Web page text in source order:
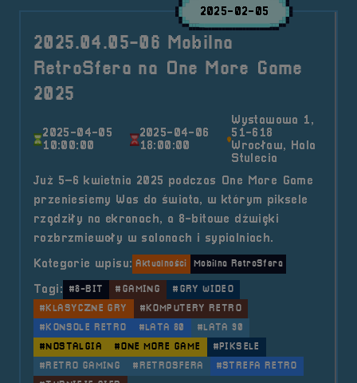
2025-02-05
2025.04.05-06 Mobilna
RetroSfera na One More Game
2025
2025-04-05
10:00:00
2025-04-06
18:00:00
Wystawowa 1,
51-618
Wrocław, Hala
Stulecia
Już 5–6 kwietnia 2025 podczas One More Game
przeniesiemy Was do świata, w którym piksele
rządziły na ekranach, a 8-bitowe dźwięki
rozbrzmiewały w salonach i sypialniach.
Kategorie wpisu: Aktualności Mobilna RetroSfera
Tagi: #8-BIT #GAMING
#GRY WIDEO
#KLASYCZNE GRY
#KOMPUTERY RETRO
#KONSOLE RETRO
#LATA 80
#LATA 90
#NOSTALGIA
#ONE MORE GAME
#PIKSELE
#RETRO GAMING
#RETROSFERA
#STREFA RETRO